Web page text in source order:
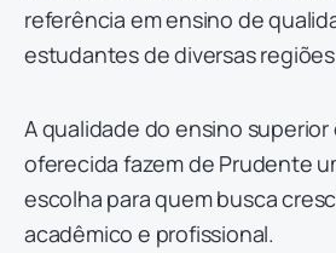
referência em ensino de
estudantes de diversas
A qualidade do ensino superior
oferecida fazem de Prudente
escolha para quem busca
acadêmico e profissional.